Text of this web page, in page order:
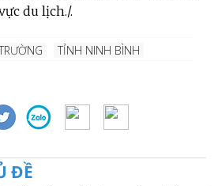
du lịch./.
TỈNH NINH BÌNH
ĐỀ